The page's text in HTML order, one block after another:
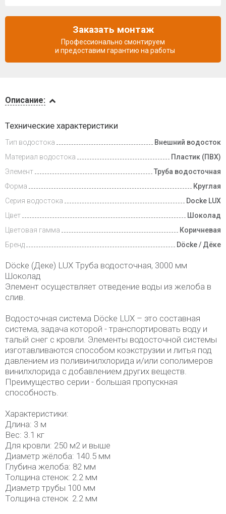
и оплата
Описание:
Технические характеристики
Тип водостока
Внешний водосток
Материал водостока
Пластик (ПВХ)
Элемент
Труба водосточная
Форма
Круглая
Серия водостока
Docke LUX
Цвет
Шоколад
Цветовая гамма
Коричневая
Бренд
Döcke / Дёке
Döcke (Деке) LUX Труба водосточная, 3000 мм
Шоколад
Элемент осуществляет отведение воды из желоба в
слив.
Водосточная система Döcke LUX – это составная
система, задача которой - транспортировать воду и
талый снег с кровли. Элементы водосточной системы
изготавливаются способом коэкструзии и литья под
давлением из поливинилхлорида и/или сополимеров
винилхлорида с добавлением других веществ.
Преимущество серии - большая пропускная
способность.
Характеристики:
Длина: 3 м
Вес: 3.1 кг
Для кровли: 250 м2 и выше
Диаметр жёлоба: 140.5 мм
Глубина желоба: 82 мм
Толщина стенок: 2.2 мм
Диаметр трубы 100 мм
Толщина стенок 2.2 мм
Заказать монтаж
Профессионально смонтируем
и предоставим гарантию на работы